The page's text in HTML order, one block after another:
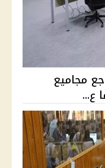
مجاميع